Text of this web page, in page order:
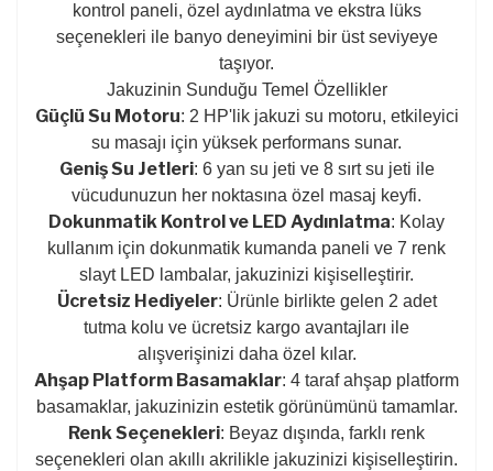
kontrol paneli, özel aydınlatma ve ekstra lüks
seçenekleri ile banyo deneyimini bir üst seviyeye
taşıyor.
Jakuzinin Sunduğu Temel Özellikler
Güçlü Su Motoru: 2 HP'lik jakuzi su motoru, etkileyici
su masajı için yüksek performans sunar.
Geniş Su Jetleri: 6 yan su jeti ve 8 sırt su jeti ile
vücudunuzun her noktasına özel masaj keyfi.
Dokunmatik Kontrol ve LED Aydınlatma: Kolay
kullanım için dokunmatik kumanda paneli ve 7 renk
slayt LED lambalar, jakuzinizi kişiselleştirir.
Ücretsiz Hediyeler: Ürünle birlikte gelen 2 adet
tutma kolu ve ücretsiz kargo avantajları ile
alışverişinizi daha özel kılar.
Ahşap Platform Basamaklar: 4 taraf ahşap platform
basamaklar, jakuzinizin estetik görünümünü tamamlar.
Renk Seçenekleri: Beyaz dışında, farklı renk
seçenekleri olan akıllı akrilikle jakuzinizi kişiselleştirin.